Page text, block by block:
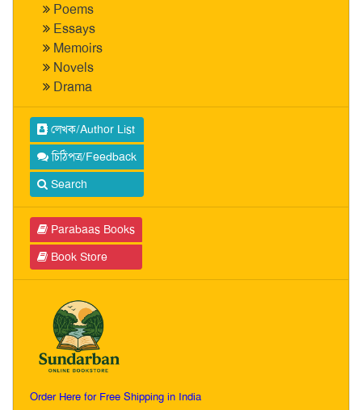
Poems
Essays
Memoirs
Novels
Drama
লেখক/Author List
চিঠিপত্র/Feedback
Search
Parabaas Books
Book Store
Order Here for Free Shipping in India